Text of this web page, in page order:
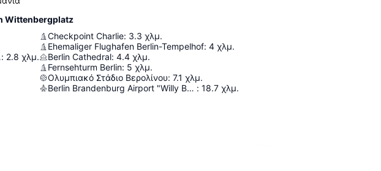
Wittenbergplatz
: 2.8 χλμ.
Checkpoint Charlie: 3.3 χλμ.
Ehemaliger Flughafen Berlin-Tempelhof: 4 χλμ.
Berlin Cathedral: 4.4 χλμ.
Fernsehturm Berlin: 5 χλμ.
Ολυμπιακό Στάδιο Βερολίνου: 7.1 χλμ.
Berlin Brandenburg Airport "Willy Brandt" : 18.7 χλμ.